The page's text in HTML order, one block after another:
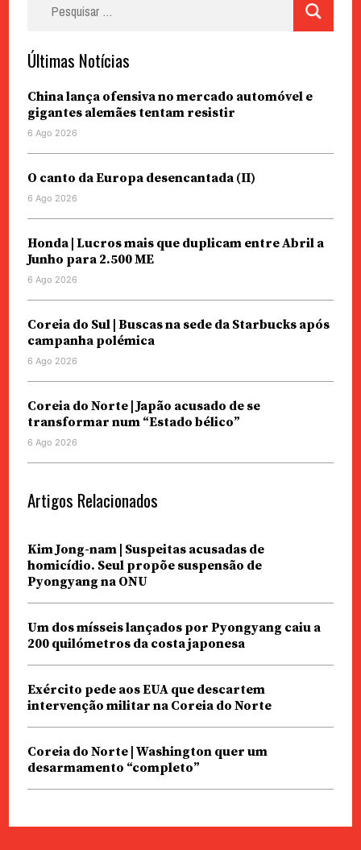
Últimas Notícias
China lança ofensiva no mercado automóvel e
gigantes alemães tentam resistir
6 Ago 2026
O canto da Europa desencantada (II)
6 Ago 2026
Honda | Lucros mais que duplicam entre Abril a
Junho para 2.500 ME
6 Ago 2026
Coreia do Sul | Buscas na sede da Starbucks após
campanha polémica
6 Ago 2026
Coreia do Norte | Japão acusado de se
transformar num “Estado bélico”
6 Ago 2026
Artigos Relacionados
Kim Jong-nam | Suspeitas acusadas de
homicídio. Seul propõe suspensão de
Pyongyang na ONU
Um dos mísseis lançados por Pyongyang caiu a
200 quilómetros da costa japonesa
Exército pede aos EUA que descartem
intervenção militar na Coreia do Norte
Coreia do Norte | Washington quer um
desarmamento “completo”